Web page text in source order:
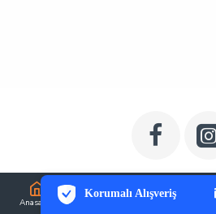
Korumalı Alışveriş
PCI-DSS Ödeme Güvenliği
7/24 Canlı Destek
iyzico Korumalı Alışveriş
Anasayfa Sepetim